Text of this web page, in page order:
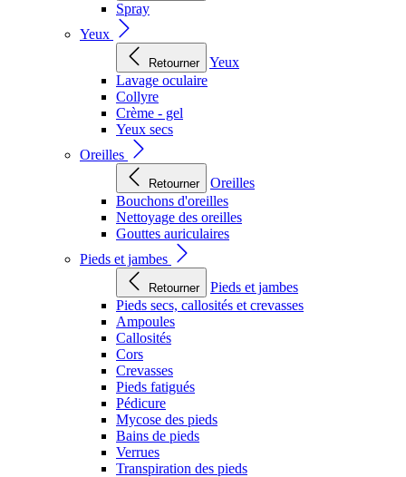
Spray
Yeux
Retourner
Yeux
Lavage oculaire
Collyre
Crème - gel
Yeux secs
Oreilles
Retourner
Oreilles
Bouchons d'oreilles
Nettoyage des oreilles
Gouttes auriculaires
Pieds et jambes
Retourner
Pieds et jambes
Pieds secs, callosités et crevasses
Ampoules
Callosités
Cors
Crevasses
Pieds fatigués
Pédicure
Mycose des pieds
Bains de pieds
Verrues
Transpiration des pieds